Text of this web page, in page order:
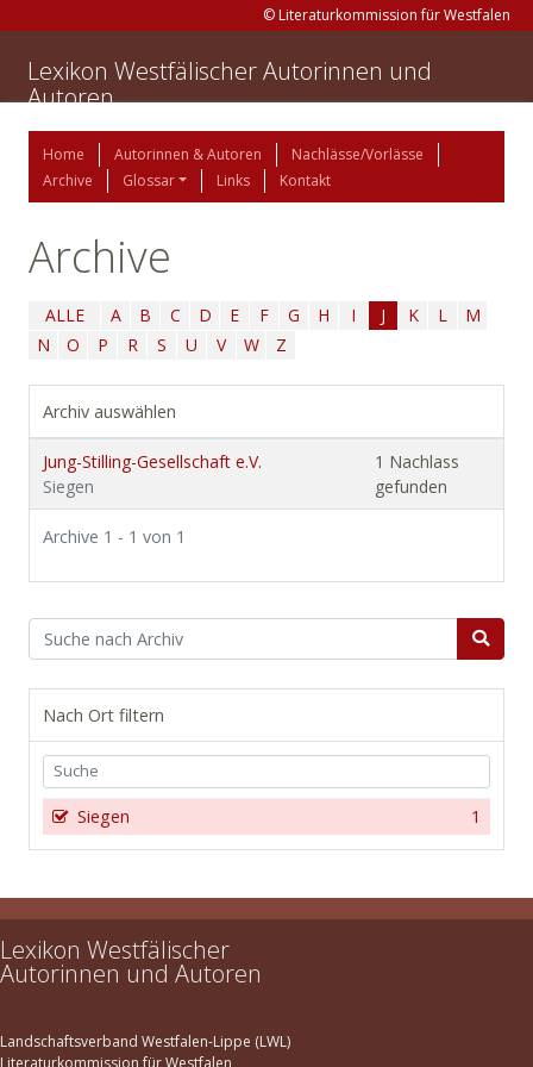
© Literaturkommission für Westfalen
Lexikon Westfälischer Autorinnen und
Autoren
Home Autorinnen & Autoren
Nachlässe/Vorlässe
Archive
Glossar Links Kontakt
Archive
ALLE A B C D E F G H I J K L
M
N
O P R S U V W Z
Archiv auswählen
Jung-Stilling-Gesellschaft e.V.
Siegen
1 Nachlass
gefunden
Archive 1 - 1 von 1
Nach Ort filtern
1
Siegen
Lexikon Westfälischer
Autorinnen und Autoren
Landschaftsverband Westfalen-Lippe (LWL)
Literaturkommission für Westfalen